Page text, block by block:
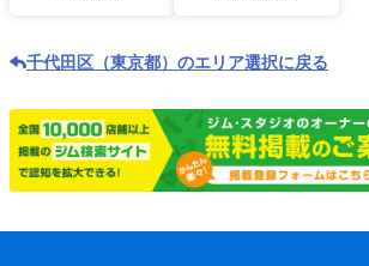
千代田区（東京都）のエリア選択に戻る